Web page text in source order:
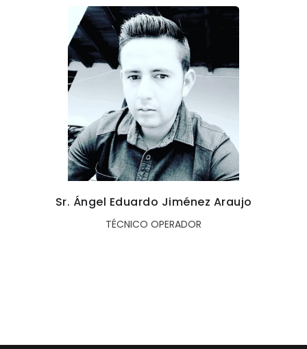
Sr. Ángel Eduardo Jiménez Araujo
TÉCNICO OPERADOR